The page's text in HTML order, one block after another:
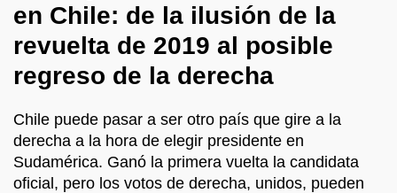
en Chile: de la ilusión de la
revuelta de 2019 al posible
regreso de la derecha
Chile puede pasar a ser otro país que gire a la
derecha a la hora de elegir presidente en
Sudamérica. Ganó la primera vuelta la candidata
oficial, pero los votos de derecha, unidos, pueden